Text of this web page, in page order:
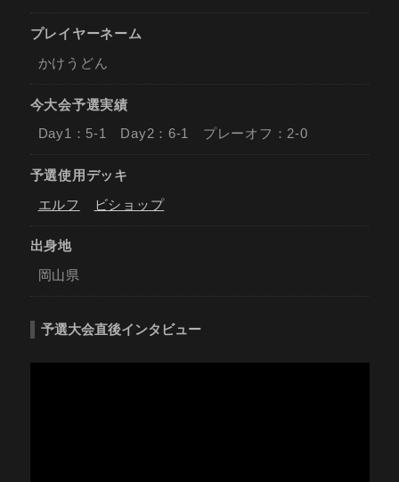
プレイヤーネーム
かけうどん
今大会予選実績
Day1：5-1 Day2：6-1 プレーオフ：2-0
予選使用デッキ
エルフ
ビショップ
出身地
岡山県
予選大会直後インタビュー